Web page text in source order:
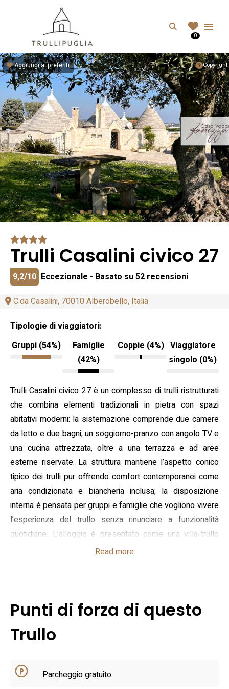
Search
0
Copyright
Aggiungi ai preferiti
Trulli Casalini civico 27
9,2/10 Eccezionale - Basato su 52 recensioni
C.da Casalini, 70010 Alberobello, Italia
Tipologie di viaggiatori:
Gruppi (54%)
Famiglie
(42%)
Coppie (4%) Viaggiatore
singolo (0%)
Trulli Casalini civico 27 è un complesso di trulli ristrutturati
che combina elementi tradizionali in pietra con spazi
abitativi moderni: la sistemazione comprende due camere
da letto e due bagni, un soggiorno-pranzo con angolo TV e
una cucina attrezzata, oltre a una terrazza e ad aree
esterne riservate. La struttura mantiene l’aspetto conico
tipico dei trulli pur offrendo comfort contemporanei come
aria condizionata e biancheria inclusa; la disposizione
interna è pensata per gruppi e famiglie che vogliono vivere
l’esperienza del trullo senza rinunciare a funzionalità
quotidiane. L’alloggio è presentato come una villa-trullo
con ambienti sia privati che condivisi all’interno della
piscina esterna fruibile dagli ospiti, che offre un punto di
ristoro nelle giornate calde della Puglia. La proprietà
dispone di parcheggio privato gratuito e connessione Wi‑Fi,
di biciclette per escursioni nella campagna circostante. La
Read more
Punti di forza di questo
Trullo
Parcheggio gratuito